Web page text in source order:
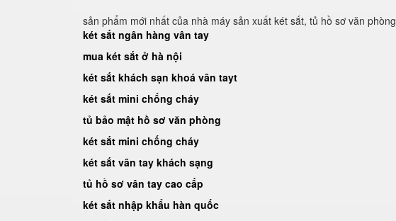
sản phẩm mới nhất của nhà máy sản xuất két sắt, tủ hồ sơ văn phòng
két sắt ngân hàng vân tay
mua két sắt ở hà nội
két sắt khách sạn khoá vân tayt
két sắt mini chống cháy
tủ bảo mật hồ sơ văn phòng
két sắt mini chống cháy
két sắt vân tay khách sạng
tủ hồ sơ vân tay cao cấp
két sắt nhập khẩu hàn quốc